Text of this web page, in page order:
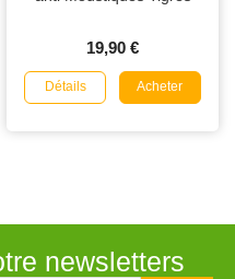
19,90 €
Détails Acheter
newsletters